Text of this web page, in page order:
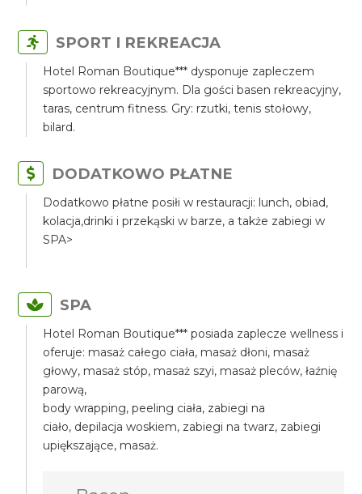
SPORT I REKREACJA
Hotel Roman Boutique*** dysponuje zapleczem
sportowo rekreacyjnym. Dla gości basen rekreacyjny,
taras, centrum fitness. Gry: rzutki, tenis stołowy,
bilard.
DODATKOWO PŁATNE
Dodatkowo płatne posiłi w restauracji: lunch, obiad,
kolacja,drinki i przekąski w barze, a także zabiegi w
SPA>
SPA
Hotel Roman Boutique*** posiada zaplecze wellness i
oferuje: masaż całego ciała, masaż dłoni, masaż
głowy, masaż stóp, masaż szyi, masaż pleców, łaźnię
parową,
body wrapping, peeling ciała, zabiegi na
ciało, depilacja woskiem, zabiegi na twarz, zabiegi
upiększające, masaż.